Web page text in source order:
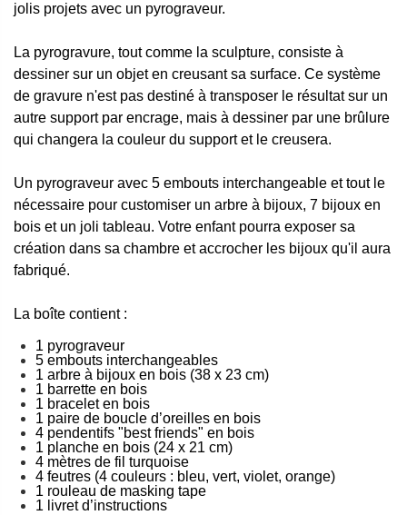
jolis projets avec un pyrograveur.
La pyrogravure, tout comme la sculpture, consiste à
dessiner sur un objet en creusant sa surface. Ce système
de gravure n'est pas destiné à transposer le résultat sur un
autre support par encrage, mais à dessiner par une brûlure
qui changera la couleur du support et le creusera.
Un pyrograveur avec 5 embouts interchangeable et tout le
nécessaire pour customiser un arbre à bijoux, 7 bijoux en
bois et un joli tableau. Votre enfant pourra exposer sa
création dans sa chambre et accrocher les bijoux qu'il aura
fabriqué.
La boîte contient :
1 pyrograveur
5 embouts interchangeables
1 arbre à bijoux en bois (38 x 23 cm)
1 barrette en bois
1 bracelet en bois
1 paire de boucle d’oreilles en bois
4 pendentifs "best friends" en bois
1 planche en bois (24 x 21 cm)
4 mètres de fil turquoise
4 feutres (4 couleurs : bleu, vert, violet, orange)
1 rouleau de masking tape
1 livret d’instructions